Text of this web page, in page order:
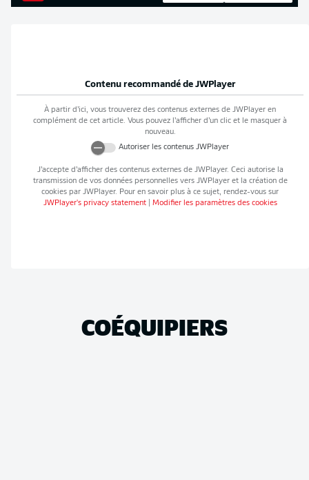
Contenu recommandé de JWPlayer
À partir d’ici, vous trouverez des contenus externes de JWPlayer en
complément de cet article. Vous pouvez l’afficher d’un clic et le masquer à
nouveau.
Autoriser les contenus JWPlayer
J’accepte d’afficher des contenus externes de JWPlayer. Ceci autorise la
transmission de vos données personnelles vers JWPlayeret la création de
cookies par JWPlayer. Pour en savoir plus à ce sujet, rendez-vous sur
JWPlayer's privacy statement| Modifier les paramètres des cookies
COÉQUIPIERS